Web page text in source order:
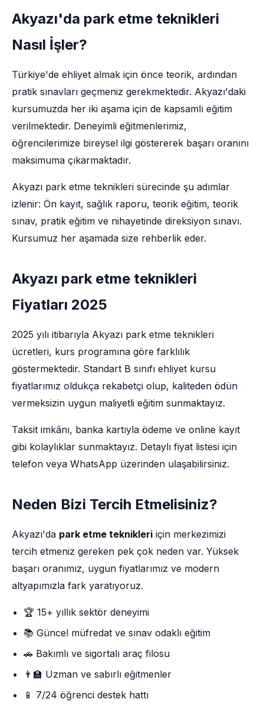
Akyazı'da park etme teknikleri
Nasıl İşler?
Türkiye'de ehliyet almak için önce teorik, ardından
pratik sınavları geçmeniz gerekmektedir. Akyazı'daki
kursumuzda her iki aşama için de kapsamlı eğitim
verilmektedir. Deneyimli eğitmenlerimiz,
öğrencilerimize bireysel ilgi göstererek başarı oranını
maksimuma çıkarmaktadır.
Akyazı park etme teknikleri sürecinde şu adımlar
izlenir: Ön kayıt, sağlık raporu, teorik eğitim, teorik
sınav, pratik eğitim ve nihayetinde direksiyon sınavı.
Kursumuz her aşamada size rehberlik eder.
Akyazı park etme teknikleri
Fiyatları 2025
2025 yılı itibarıyla Akyazı park etme teknikleri
ücretleri, kurs programına göre farklılık
göstermektedir. Standart B sınıfı ehliyet kursu
fiyatlarımız oldukça rekabetçi olup, kaliteden ödün
vermeksizin uygun maliyetli eğitim sunmaktayız.
Taksit imkânı, banka kartıyla ödeme ve online kayıt
gibi kolaylıklar sunmaktayız. Detaylı fiyat listesi için
telefon veya WhatsApp üzerinden ulaşabilirsiniz.
Neden Bizi Tercih Etmelisiniz?
Akyazı'da park etme teknikleri için merkezimizi
tercih etmeniz gereken pek çok neden var. Yüksek
başarı oranımız, uygun fiyatlarımız ve modern
altyapımızla fark yaratıyoruz.
🏆 15+ yıllık sektör deneyimi
📚 Güncel müfredat ve sınav odaklı eğitim
🚗 Bakımlı ve sigortalı araç filosu
👨‍🏫 Uzman ve sabırlı eğitmenler
📱 7/24 öğrenci destek hattı